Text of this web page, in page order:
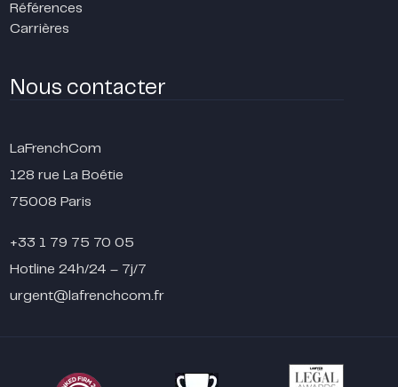
Références
Carrières
Nous contacter
LaFrenchCom
128 rue La Boétie
75008 Paris
+33 1 79 75 70 05
Hotline 24h/24 – 7j/7
urgent@lafrenchcom.fr